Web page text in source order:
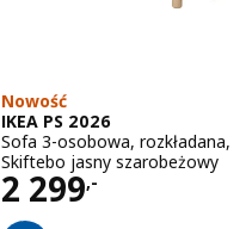
Nowość
IKEA PS 2026
Sofa 3-osobowa, rozkładana,
Skiftebo jasny szarobeżowy
2 299,-
Cena 2299,-